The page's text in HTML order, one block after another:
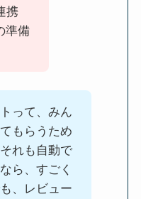
携
準備
って、みん
もらうため
れも自動で
ら、すごく
、レビュー